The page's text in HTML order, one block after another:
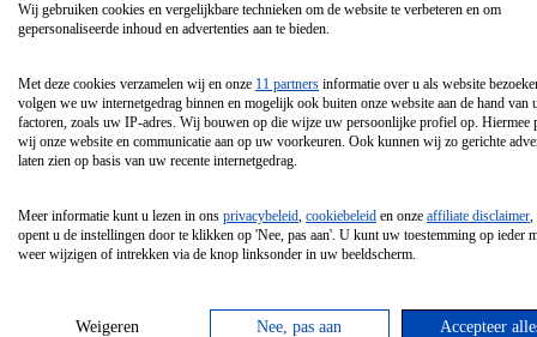
Schermgrootte 24 Inch
Schermgrootte 85 Inch
Schermgrootte 98 Inch
Tcl
Hd Led Tv
Antennekabel
Wij gebruiken cookies en vergelijkbare technieken om de website te verbeteren en om
gepersonaliseerde inhoud en advertenties aan te bieden.
Met deze cookies verzamelen wij en onze 11 partners informatie over u als website
volgen we uw internetgedrag binnen en mogelijk ook buiten onze website aan de hand van
factoren, zoals uw IP-adres. Wij bouwen op die wijze uw persoonlijke profiel op. Hiermee
wij onze website en communicatie aan op uw voorkeuren. Ook kunnen wij zo gerichte
laten zien op basis van uw recente internetgedrag.
Meer informatie kunt u lezen in ons privacybeleid, cookiebeleid en onze affiliate disclaimer,
opent u de instellingen door te klikken op 'Nee, pas aan'. U kunt uw toestemming op ieder
weer wijzigen of intrekken via de knop linksonder in uw beeldscherm.
Weigeren Nee, pas aan Accepteer